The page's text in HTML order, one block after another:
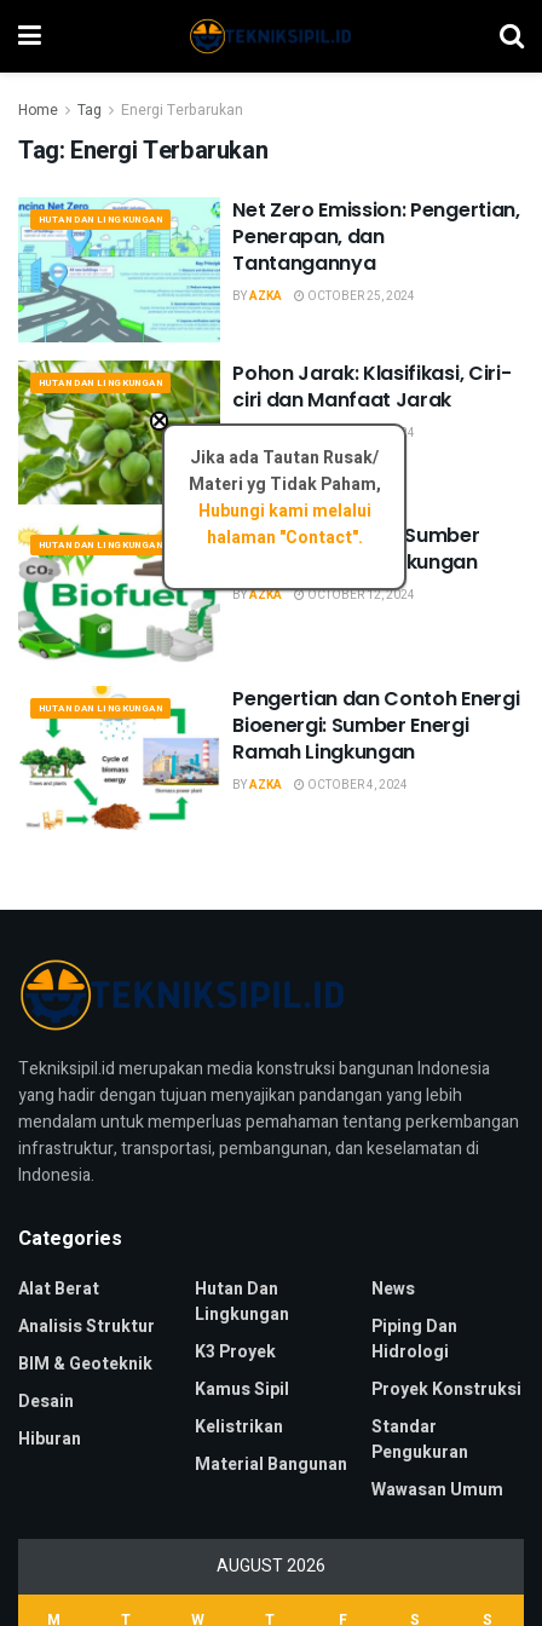
Home Tag Energi Terbarukan
Tag: Energi Terbarukan
HUTAN DAN LINGKUNGAN
Net Zero Emission: Pengertian,
Penerapan, dan
Tantangannya
BYAZKA OCTOBER 25, 2024
HUTAN DAN LINGKUNGAN
Pohon Jarak: Klasifikasi, Ciri-
ciri dan Manfaat Jarak
OCTOBER 22, 2024
HUTAN DAN LINGKUNGAN
Mengenal Biofuel: Sumber
Energi Ramah Lingkungan
BYAZKA OCTOBER 12, 2024
HUTAN DAN LINGKUNGAN
Pengertian dan Contoh Energi
Bioenergi: Sumber Energi
Ramah Lingkungan
BYAZKA OCTOBER 4, 2024
Tekniksipil.id merupakan media konstruksi bangunan Indonesia
yang hadir dengan tujuan menyajikan pandangan yang lebih
mendalam untuk memperluas pemahaman tentang perkembangan
infrastruktur, transportasi, pembangunan, dan keselamatan di
Indonesia.
Jika ada Tautan Rusak/
Materi yg Tidak Paham,
Hubungi kami melalui
halaman "Contact".
×
Categories
Alat Berat
Analisis Struktur
BIM & Geoteknik
Desain
Hiburan
Hutan Dan
Lingkungan
K3 Proyek
Kamus Sipil
Kelistrikan
Material Bangunan
News
Piping Dan
Hidrologi
Proyek Konstruksi
Standar
Pengukuran
Wawasan Umum
AUGUST 2026
M T W T F S S